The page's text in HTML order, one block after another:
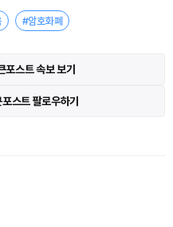
#암호화폐
포스트 속보 보기
스트 팔로우하기